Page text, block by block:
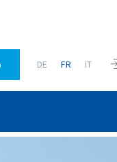
DE FR IT